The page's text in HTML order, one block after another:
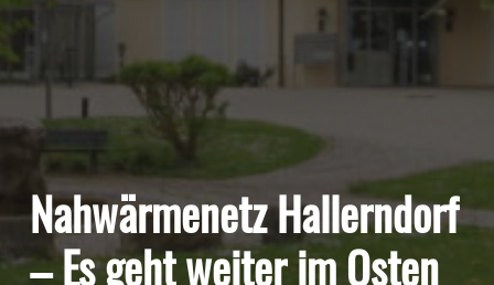
Nahwärmenetz Hallerndorf
– Es geht weiter im Osten